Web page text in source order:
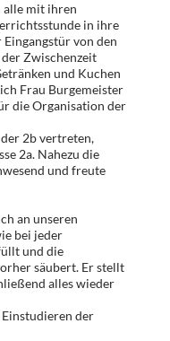
alle mit ihren
in ihre
von den
Zwischenzeit
und Kuchen
Frau Burgemeister
die Organisation der
2b vertreten,
2a. Nahezu die
und freute
an unseren
bei jeder
und die
säubert. Er stellt
alles wieder
der